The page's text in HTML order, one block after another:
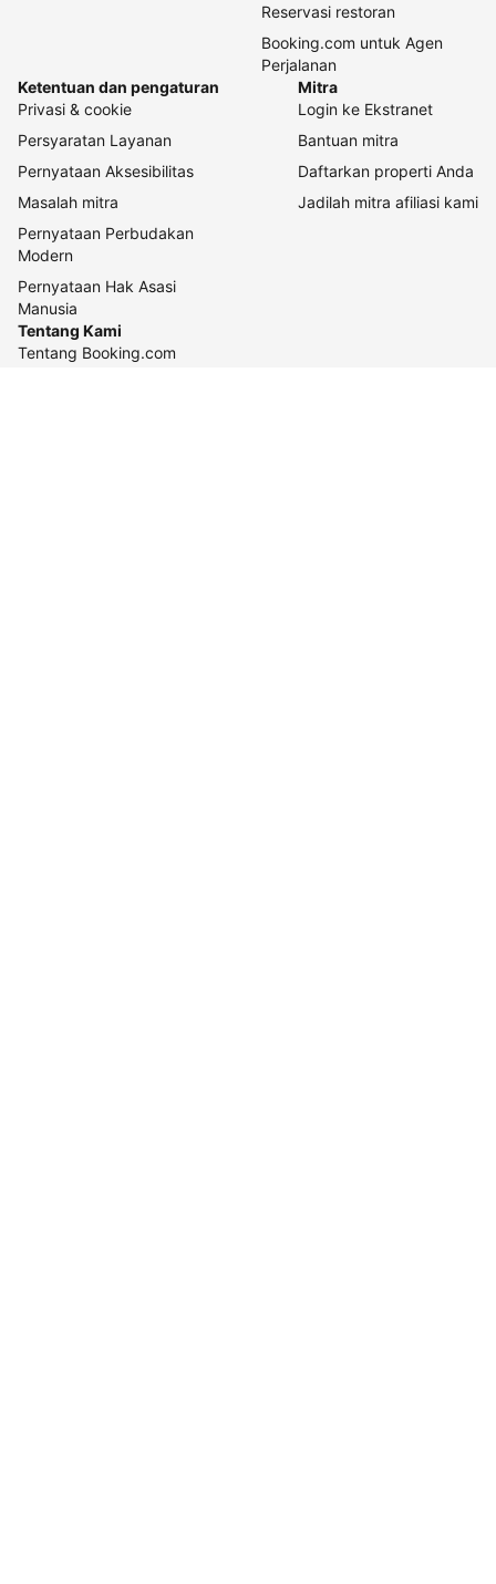
Reservasi restoran
Booking.com untuk Agen
Perjalanan
Ketentuan dan pengaturan
Privasi & cookie
Persyaratan Layanan
Pernyataan Aksesibilitas
Masalah mitra
Pernyataan Perbudakan
Modern
Pernyataan Hak Asasi
Manusia
Mitra
Login ke Ekstranet
Bantuan mitra
Daftarkan properti Anda
Jadilah mitra afiliasi kami
Tentang Kami
Tentang Booking.com